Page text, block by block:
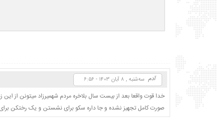
آدم سه‌شنبه , ۸ آبان ۱۴۰۳ - ۶:۵۶
خدا قوت واقعا بعد از بیست سال بلاخره مردم شهمیرزاد میتونن از
صورت کامل تجهیز نشده و جا داره سکو برای نشستن و یک رختکن